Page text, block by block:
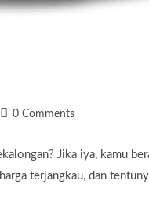
Post0 Comments
Jika iya, kamu
terjangkau, dan